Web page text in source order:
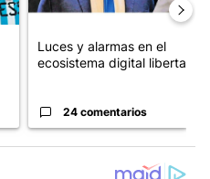
Luces y alarmas en el
ecosistema digital libertario
24 comentarios